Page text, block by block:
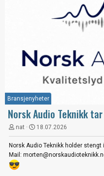
Bransjenyheter
Norsk Audio Teknikk
nat 18.07.2026
Norsk Audio Teknikk holder
Mail: